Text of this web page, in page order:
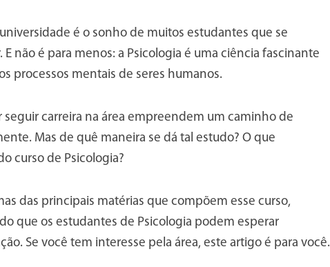
é o sonho de muitos estudantes que se
não é para menos: a Psicologia é uma ciência fascinante
processos mentais de seres humanos.
carreira na área empreendem um caminho de
Mas de quê maneira se dá tal estudo? O que
curso de Psicologia?
das principais matérias que compõem esse curso,
que os estudantes de Psicologia podem esperar
Se você tem interesse pela área, este artigo é para você.